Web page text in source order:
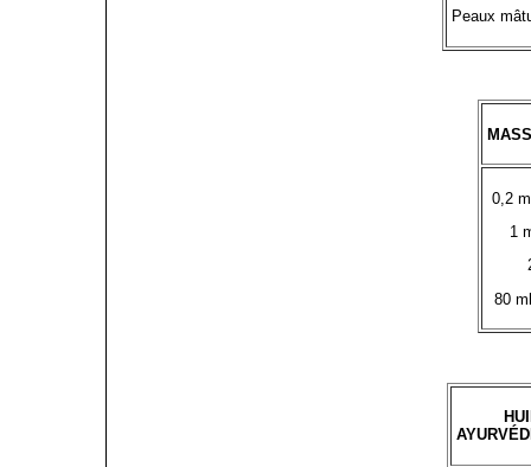
Peaux
0,2
1
80